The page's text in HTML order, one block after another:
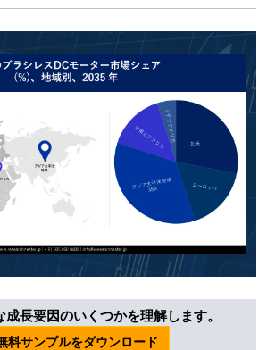
長要因のいくつかを理解します。
料サンプルをダウンロード